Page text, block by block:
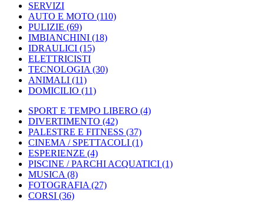
SERVIZI
AUTO E MOTO (110)
PULIZIE (69)
IMBIANCHINI (18)
IDRAULICI (15)
ELETTRICISTI
TECNOLOGIA (30)
ANIMALI (11)
DOMICILIO (11)
SPORT E TEMPO LIBERO (4)
DIVERTIMENTO (42)
PALESTRE E FITNESS (37)
CINEMA / SPETTACOLI (1)
ESPERIENZE (4)
PISCINE / PARCHI ACQUATICI (1)
MUSICA (8)
FOTOGRAFIA (27)
CORSI (36)